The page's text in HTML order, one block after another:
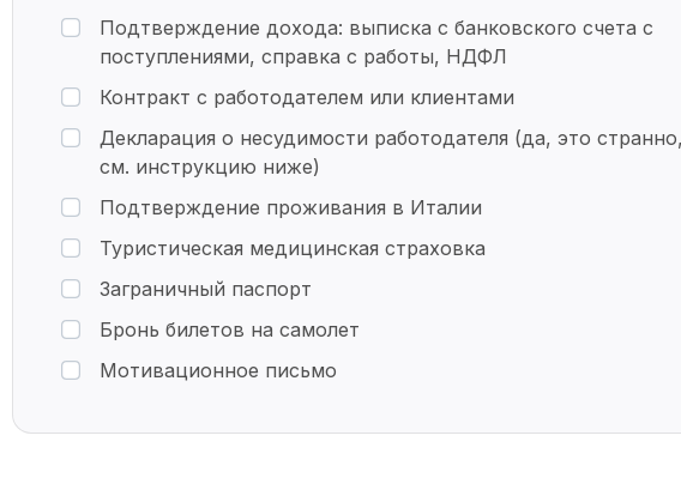
Подтверждение дохода: выписка с банковского счета с
поступлениями, справка с работы, НДФЛ
Контракт с работодателем или клиентами
Декларация о несудимости работодателя (да, это
см. инструкцию ниже)
Подтверждение проживания в Италии
Туристическая медицинская страховка
Заграничный паспорт
Бронь билетов на самолет
Мотивационное письмо